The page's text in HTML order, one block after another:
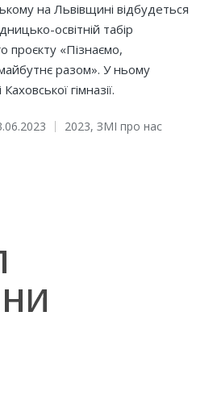
на Львівщині відбудеться
освітній табір
проєкту «Пізнаємо,
разом». У ньому
гімназії.
Posted
2023, ЗМІ про нас